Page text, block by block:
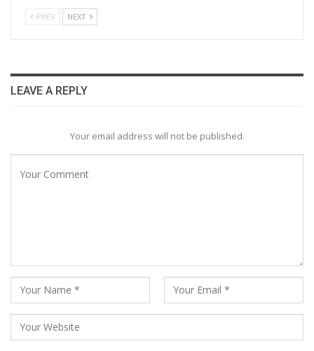
PREV NEXT
LEAVE A REPLY
Your email address will not be published.